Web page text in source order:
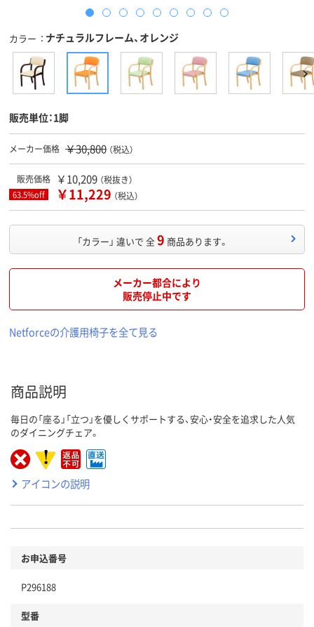
カラー ナチュラルフレーム、オレンジ
販売単位：1脚
メーカー価格 ￥30,800 （税込）
販売価格 ￥10,209 （税抜き）
63.5%off ￥11,229 （税込）
「カラー」 違いで 全9 商品あります。
メーカー都合により
販売停止中です
Netforceの介護用椅子を全て見る
商品説明
毎日の「座る」「立つ」を優しくサポートする、安心・安全を追求した人気
のダイニングチェア。
アイコンの説明
お申込番号
P296188
型番